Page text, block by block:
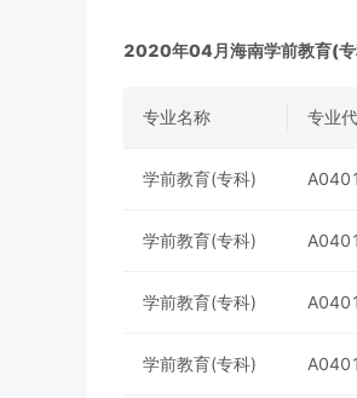
2020年04月海南学前教育(
专业名称 专业
学前教育(专科)
学前教育(专科)
学前教育(专科)
学前教育(专科)